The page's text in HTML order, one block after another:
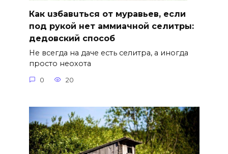
Как uзбавuться от муравьев, если
под рукой нет аммиачной селитры:
дедовский способ
Не всегда на даче есть селитра, а иногда
просто неохота
0 20